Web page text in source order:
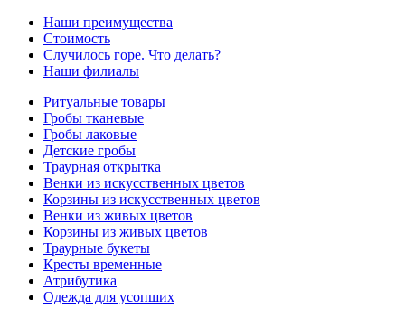
Наши преимущества
Стоимость
Случилось горе. Что делать?
Наши филиалы
Ритуальные товары
Гробы тканевые
Гробы лаковые
Детские гробы
Траурная открытка
Венки из искусственных цветов
Корзины из искусственных цветов
Венки из живых цветов
Корзины из живых цветов
Траурные букеты
Кресты временные
Атрибутика
Одежда для усопших